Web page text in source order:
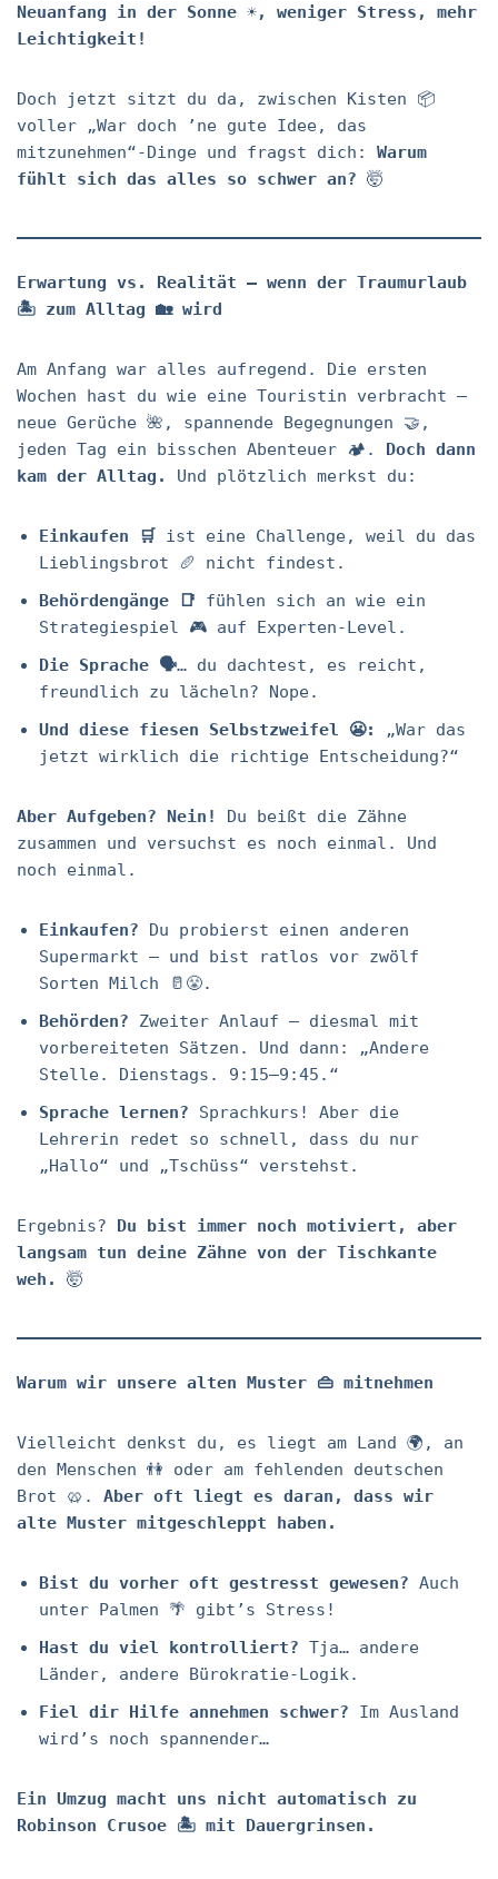
Neuanfang in der Sonne ☀️, weniger Stress, mehr
Leichtigkeit!
Doch jetzt sitzt du da, zwischen Kisten 📦
voller „War doch ’ne gute Idee, das
mitzunehmen“-Dinge und fragst dich: Warum
fühlt sich das alles so schwer an? 🤯
Erwartung vs. Realität – wenn der Traumurlaub
🏝️ zum Alltag 🏡 wird
Am Anfang war alles aufregend. Die ersten
Wochen hast du wie eine Touristin verbracht –
neue Gerüche 🌺, spannende Begegnungen 🤝,
jeden Tag ein bisschen Abenteuer 🏕️. Doch dann
kam der Alltag.
Und plötzlich merkst du:
Einkaufen 🛒 ist eine Challenge, weil du das
Lieblingsbrot 🥖 nicht findest.
Behördengänge 📑 fühlen sich an wie ein
Strategiespiel 🎮 auf Experten-Level.
Die Sprache 🗣️… du dachtest, es reicht,
freundlich zu lächeln? Nope.
Und diese fiesen Selbstzweifel 😬:
„War das
jetzt wirklich die richtige Entscheidung?“
Aber Aufgeben? Nein!
Du beißt die Zähne
zusammen und versuchst es noch einmal. Und
noch einmal.
Einkaufen? Du probierst einen anderen
Supermarkt – und bist ratlos vor zwölf
Sorten Milch 🥛😤.
Behörden? Zweiter Anlauf – diesmal mit
vorbereiteten Sätzen. Und dann: „Andere
Stelle. Dienstags. 9:15–9:45.“
Sprache lernen? Sprachkurs! Aber die
Lehrerin redet so schnell, dass du nur
„Hallo“ und „Tschüss“ verstehst.
Ergebnis? Du bist immer noch motiviert, aber
langsam tun deine Zähne von der Tischkante
weh.
🤯
Warum wir unsere alten Muster 👜 mitnehmen
Vielleicht denkst du, es liegt am Land 🌍, an
den Menschen 👫 oder am fehlenden deutschen
Brot 🥨. Aber oft liegt es daran, dass wir
alte Muster mitgeschleppt haben.
Bist du vorher oft gestresst gewesen? Auch
unter Palmen 🌴 gibt’s Stress!
Hast du viel kontrolliert? Tja… andere
Länder, andere Bürokratie-Logik.
Fiel dir Hilfe annehmen schwer? Im Ausland
wird’s noch spannender…
Ein Umzug macht uns nicht automatisch zu
Robinson Crusoe 🏝️ mit Dauergrinsen.